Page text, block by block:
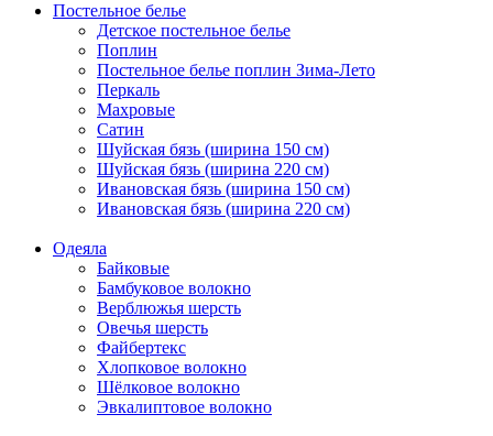
Постельное белье
Детское постельное белье
Поплин
Постельное белье поплин Зима-Лето
Перкаль
Махровые
Сатин
Шуйская бязь (ширина 150 см)
Шуйская бязь (ширина 220 см)
Ивановская бязь (ширина 150 см)
Ивановская бязь (ширина 220 см)
Одеяла
Байковые
Бамбуковое волокно
Верблюжья шерсть
Овечья шерсть
Файбертекс
Хлопковое волокно
Шёлковое волокно
Эвкалиптовое волокно